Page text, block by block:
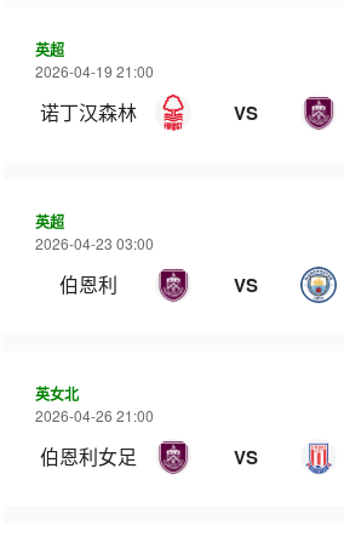
英超
2026-04-19 21:00
诺丁汉森林 VS
英超
2026-04-23 03:00
伯恩利 VS
英女北
2026-04-26 21:00
伯恩利女足 VS